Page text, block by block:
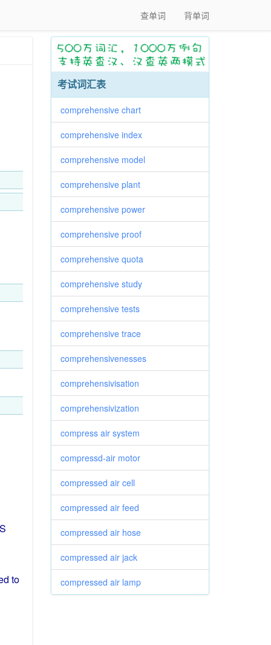
查单词 背单词
to
考试词汇表
comprehensive chart
comprehensive index
comprehensive model
comprehensive plant
comprehensive power
comprehensive proof
comprehensive quota
comprehensive study
comprehensive tests
comprehensive trace
comprehensivenesses
comprehensivisation
comprehensivization
compress air system
compressd-air motor
compressed air cell
compressed air feed
compressed air hose
compressed air jack
compressed air lamp